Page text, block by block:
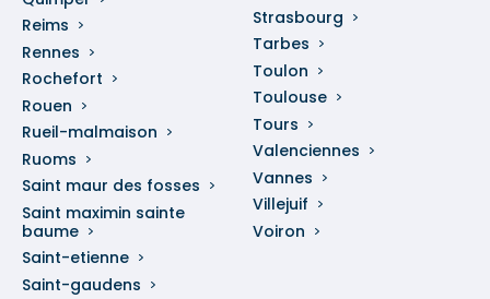
Reims
Rennes
Rochefort
Rouen
Rueil-malmaison
Ruoms
Saint maur des fosses
Saint maximin sainte
baume
Saint-etienne
Saint-gaudens
Strasbourg
Tarbes
Toulon
Toulouse
Tours
Valenciennes
Vannes
Villejuif
Voiron